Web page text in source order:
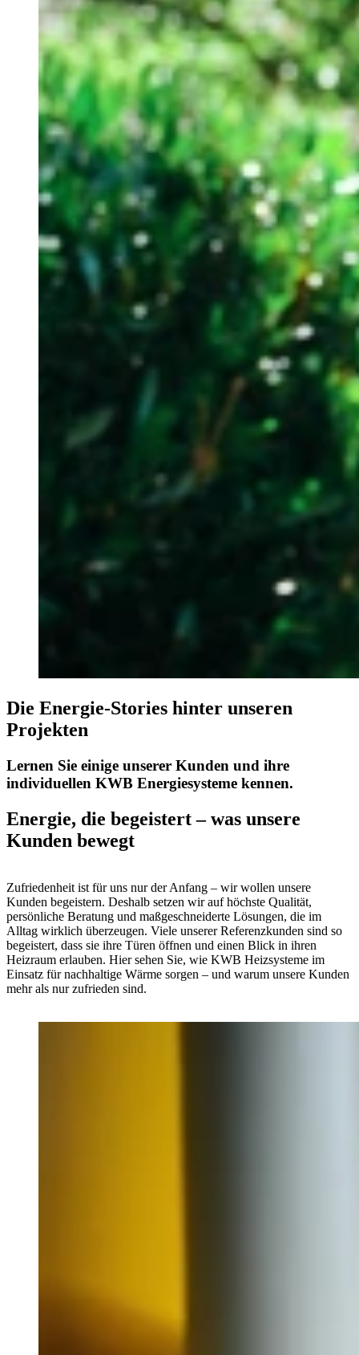
Die Energie-Stories hinter unseren
Projekten
Lernen Sie einige unserer Kunden und ihre
individuellen KWB Energiesysteme kennen.
Energie, die begeistert – was unsere
Kunden bewegt
Zufriedenheit ist für uns nur der Anfang – wir wollen unsere
Kunden begeistern. Deshalb setzen wir auf höchste Qualität,
persönliche Beratung und maßgeschneiderte Lösungen, die im
Alltag wirklich überzeugen. Viele unserer Referenzkunden sind so
begeistert, dass sie ihre Türen öffnen und einen Blick in ihren
Heizraum erlauben. Hier sehen Sie, wie KWB Heizsysteme im
Einsatz für nachhaltige Wärme sorgen – und warum unsere Kunden
mehr als nur zufrieden sind.